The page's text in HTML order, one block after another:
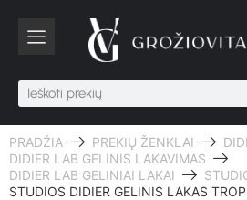
PRADŽIA PREKIŲ ŽENKLAI
DIDIER LAB GELINIS LAKAVIMAS
DIDIER LAB GELINIAI LAKAI
STUDIOS DIDIER GELINIS LAKAS